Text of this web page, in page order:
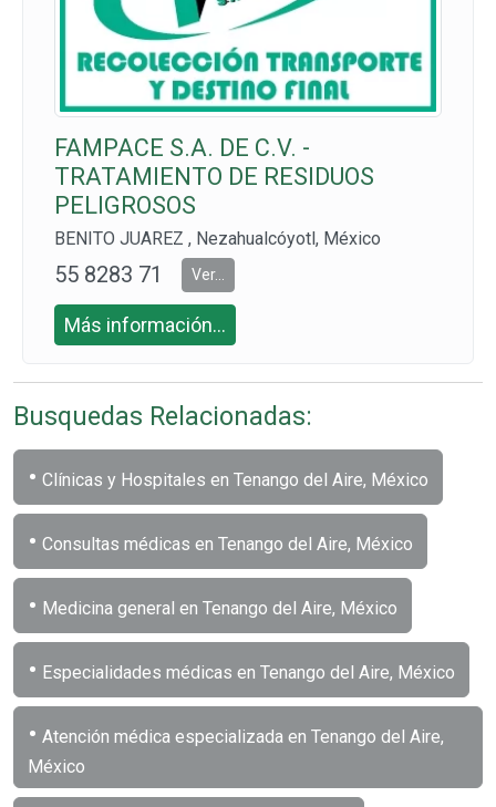
FAMPACE S.A. DE C.V. -
TRATAMIENTO DE RESIDUOS
PELIGROSOS
BENITO JUAREZ , Nezahualcóyotl, México
55 8283 71
31 y 55 424
6 3280
Ver...
Más información...
Busquedas Relacionadas:
• Clínicas y Hospitales en Tenango del Aire, México
• Consultas médicas en Tenango del Aire, México
• Medicina general en Tenango del Aire, México
• Especialidades médicas en Tenango del Aire, México
• Atención médica especializada en Tenango del Aire,
México